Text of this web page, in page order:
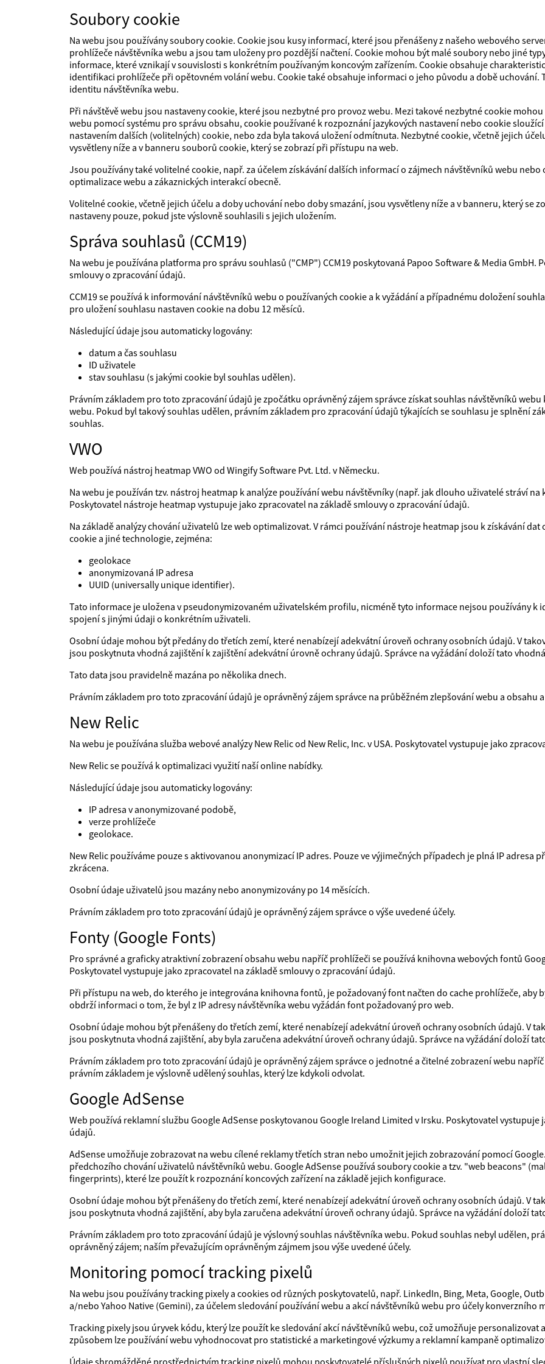
Soubory cookie
Na webu jsou používány soubory cookie. Cookie jsou kusy informací, které jsou přenášeny z našeho webového
prohlížeče návštěvníka webu a jsou tam uloženy pro pozdější načtení. Cookie mohou být malé soubory nebo jiné
informace, které vznikají v souvislosti s konkrétním používaným koncovým zařízením. Cookie obsahuje
identifikaci prohlížeče při opětovném volání webu. Cookie také obsahuje informaci o jeho původu a době uchování.
identitu návštěvníka webu.
Při návštěvě webu jsou nastaveny cookie, které jsou nezbytné pro provoz webu. Mezi takové nezbytné cookie
webu pomocí systému pro správu obsahu, cookie používané k rozpoznání jazykových nastavení nebo cookie
nastavením dalších (volitelných) cookie, nebo zda byla taková uložení odmítnuta. Nezbytné cookie, včetně jejich
vysvětleny níže a v banneru souborů cookie, který se zobrazí při přístupu na web.
Jsou používány také volitelné cookie, např. za účelem získávání dalších informací o zájmech návštěvníků webu
optimalizace webu a zákaznických interakcí obecně.
Volitelné cookie, včetně jejich účelu a doby uchování nebo doby smazání, jsou vysvětleny níže a v banneru, který se
nastaveny pouze, pokud jste výslovně souhlasili s jejich uložením.
Správa souhlasů (CCM19)
Na webu je používána platforma pro správu souhlasů ("CMP") CCM19 poskytovaná Papoo Software & Media GmbH.
smlouvy o zpracování údajů.
CCM19 se používá k informování návštěvníků webu o používaných cookie a k vyžádání a případnému doložení
pro uložení souhlasu nastaven cookie na dobu 12 měsíců.
Následující údaje jsou automaticky logovány:
datum a čas souhlasu
ID uživatele
stav souhlasu (s jakými cookie byl souhlas udělen).
Právním základem pro toto zpracování údajů je zpočátku oprávněný zájem správce získat souhlas návštěvníků
webu. Pokud byl takový souhlas udělen, právním základem pro zpracování údajů týkajících se souhlasu je splnění
souhlas.
VWO
Web používá nástroj heatmap VWO od Wingify Software Pvt. Ltd. v Německu.
Na webu je používán tzv. nástroj heatmap k analýze používání webu návštěvníky (např. jak dlouho uživatelé stráví
Poskytovatel nástroje heatmap vystupuje jako zpracovatel na základě smlouvy o zpracování údajů.
Na základě analýzy chování uživatelů lze web optimalizovat. V rámci používání nástroje heatmap jsou k získávání
cookie a jiné technologie, zejména:
geolokace
anonymizovaná IP adresa
UUID (universally unique identifier).
Tato informace je uložena v pseudonymizovaném uživatelském profilu, nicméně tyto informace nejsou používány
spojení s jinými údaji o konkrétním uživateli.
Osobní údaje mohou být předány do třetích zemí, které nenabízejí adekvátní úroveň ochrany osobních údajů. V
jsou poskytnuta vhodná zajištění k zajištění adekvátní úrovně ochrany údajů. Správce na vyžádání doloží tato
Tato data jsou pravidelně mazána po několika dnech.
Právním základem pro toto zpracování údajů je oprávněný zájem správce na průběžném zlepšování webu a obsahu
New Relic
Na webu je používána služba webové analýzy New Relic od New Relic, Inc. v USA. Poskytovatel vystupuje jako
New Relic se používá k optimalizaci využití naší online nabídky.
Následující údaje jsou automaticky logovány:
IP adresa v anonymizované podobě,
verze prohlížeče
geolokace.
New Relic používáme pouze s aktivovanou anonymizací IP adres. Pouze ve výjimečných případech je plná IP adresa
zkrácena.
Osobní údaje uživatelů jsou mazány nebo anonymizovány po 14 měsících.
Právním základem pro toto zpracování údajů je oprávněný zájem správce o výše uvedené účely.
Fonty (Google Fonts)
Pro správné a graficky atraktivní zobrazení obsahu webu napříč prohlížeči se používá knihovna webových fontů
Poskytovatel vystupuje jako zpracovatel na základě smlouvy o zpracování údajů.
Při přístupu na web, do kterého je integrována knihovna fontů, je požadovaný font načten do cache prohlížeče, aby
obdrží informaci o tom, že byl z IP adresy návštěvníka webu vyžádán font požadovaný pro web.
Osobní údaje mohou být přenášeny do třetích zemí, které nenabízejí adekvátní úroveň ochrany osobních údajů. V
jsou poskytnuta vhodná zajištění, aby byla zaručena adekvátní úroveň ochrany údajů. Správce na vyžádání doloží
Právním základem pro toto zpracování údajů je oprávněný zájem správce o jednotné a čitelné zobrazení webu
právním základem je výslovně udělený souhlas, který lze kdykoli odvolat.
Google AdSense
Web používá reklamní službu Google AdSense poskytovanou Google Ireland Limited v Irsku. Poskytovatel
údajů.
AdSense umožňuje zobrazovat na webu cílené reklamy třetích stran nebo umožnit jejich zobrazování pomocí
předchozího chování uživatelů návštěvníků webu. Google AdSense používá soubory cookie a tzv. "web beacons"
fingerprints), které lze použít k rozpoznání koncových zařízení na základě jejich konfigurace.
Osobní údaje mohou být přenášeny do třetích zemí, které nenabízejí adekvátní úroveň ochrany osobních údajů. V
jsou poskytnuta vhodná zajištění, aby byla zaručena adekvátní úroveň ochrany údajů. Správce na vyžádání doloží
Právním základem pro toto zpracování údajů je výslovný souhlas návštěvníka webu. Pokud souhlas nebyl udělen,
oprávněný zájem; naším převažujícím oprávněným zájmem jsou výše uvedené účely.
Monitoring pomocí tracking pixelů
Na webu jsou používány tracking pixely a cookies od různých poskytovatelů, např. LinkedIn, Bing, Meta, Google,
a/nebo Yahoo Native (Gemini), za účelem sledování používání webu a akcí návštěvníků webu pro účely konverzního
Tracking pixely jsou úryvek kódu, který lze použít ke sledování akcí návštěvníků webu, což umožňuje
způsobem lze používání webu vyhodnocovat pro statistické a marketingové výzkumy a reklamní kampaně
Údaje shromážděné prostřednictvím tracking pixelů mohou poskytovatelé příslušných pixelů používat pro vlastní